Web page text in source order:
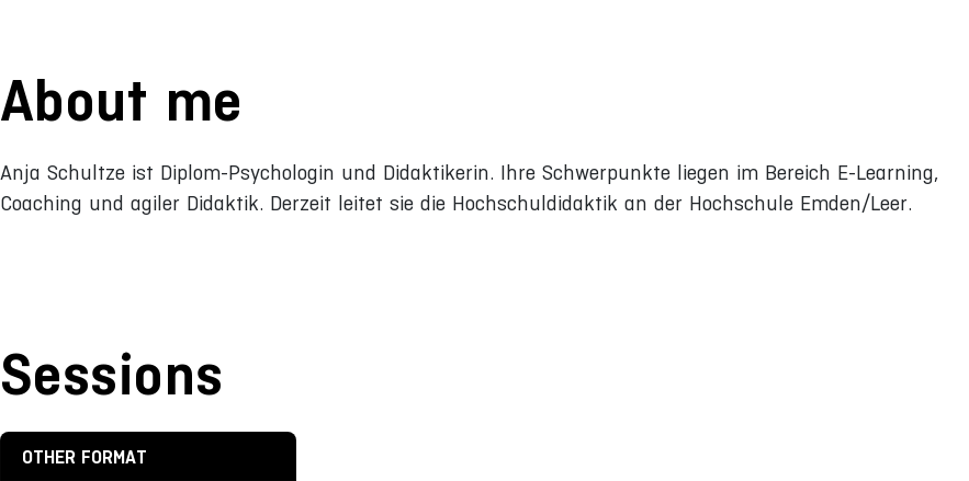
About me
Anja Schultze ist Diplom-Psychologin und Didaktikerin. Ihre Schwerpunkte liegen im Bereich E-Learning,
Coaching und agiler Didaktik. Derzeit leitet sie die Hochschuldidaktik an der Hochschule Emden/Leer.
Sessions
OTHER FORMAT